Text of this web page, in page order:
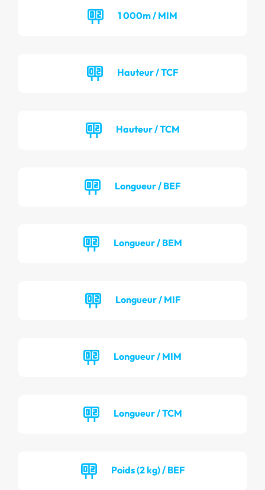
1 000m / MIM
Hauteur / TCF
Hauteur / TCM
Longueur / BEF
Longueur / BEM
Longueur / MIF
Longueur / MIM
Longueur / TCM
Poids (2 kg) / BEF